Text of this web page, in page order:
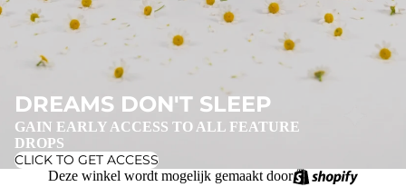
DREAMS DON'T SLEEP
GAIN EARLY ACCESS TO ALL FEATURE
DROPS
CLICK TO GET ACCESS
Deze winkel wordt mogelijk gemaakt door